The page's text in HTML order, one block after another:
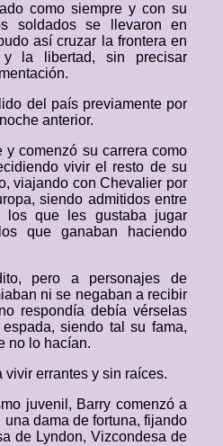
como siempre y con su
soldados se llevaron en
así cruzar la frontera en
la libertad, sin precisar
del país previamente por
anterior.
y comenzó su carrera como
vivir el resto de su
viajando con Chevalier por
siendo admitidos entre
los que les gustaba jugar
que ganaban haciendo
pero a personajes de
ni se negaban a recibir
respondía debía vérselas
siendo tal su fama,
no lo hacían.
errantes y sin raíces.
juvenil, Barry comenzó a
dama de fortuna, fijando
de Lyndon, Vizcondesa de